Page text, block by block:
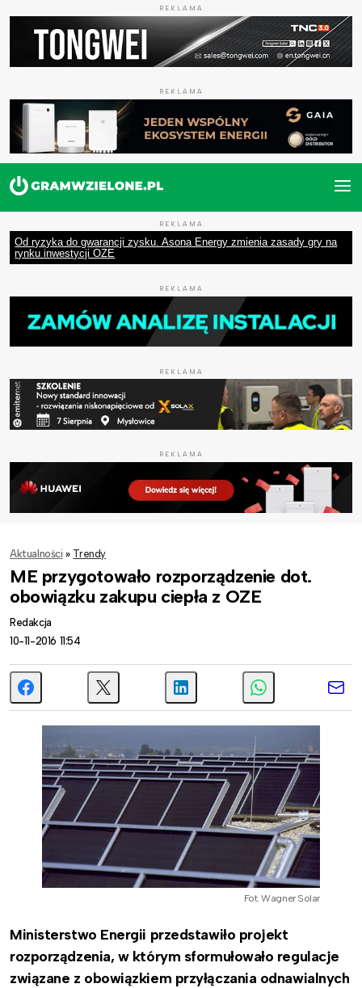
REKLAMA
REKLAMA
REKLAMA
Od ryzyka do gwarancji zysku. Asona Energy zmienia zasady gry na
rynku inwestycji OZE
REKLAMA
REKLAMA
REKLAMA
Aktualności » Trendy
ME przygotowało rozporządzenie dot.
obowiązku zakupu ciepła z OZE
Redakcja
10-11-2016 11:54
Fot. Wagner Solar
Ministerstwo Energii przedstawiło projekt
rozporządzenia, w którym sformułowało regulacje
związane z obowiązkiem przyłączania odnawialnych